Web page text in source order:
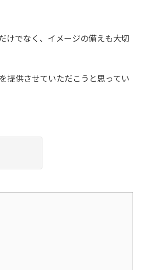
けでなく、イメージの備えも大切
提供させていただこうと思ってい